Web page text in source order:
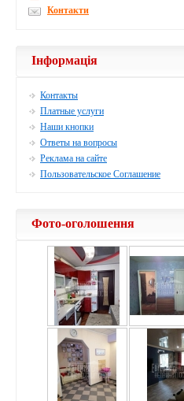
Контакти
Інформація
Контакты
Платные услуги
Наши кнопки
Ответы на вопросы
Реклама на сайте
Пользовательское Соглашение
Фото-оголошення